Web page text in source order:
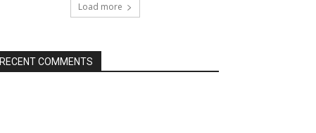
Load more
RECENT COMMENTS